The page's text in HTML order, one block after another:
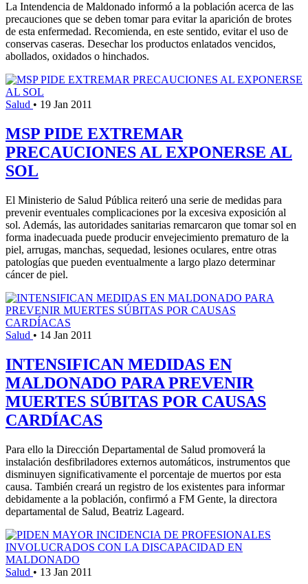
La Intendencia de Maldonado informó a la población acerca de las
precauciones que se deben tomar para evitar la aparición de brotes
de esta enfermedad. Recomienda, en este sentido, evitar el uso de
conservas caseras. Desechar los productos enlatados vencidos,
abollados, oxidados o hinchados.
Salud • 19 Jan 2011
MSP PIDE EXTREMAR
PRECAUCIONES AL EXPONERSE AL
SOL
El Ministerio de Salud Pública reiteró una serie de medidas para
prevenir eventuales complicaciones por la excesiva exposición al
sol. Además, las autoridades sanitarias remarcaron que tomar sol en
forma inadecuada puede producir envejecimiento prematuro de la
piel, arrugas, manchas, sequedad, lesiones oculares, entre otras
patologías que pueden eventualmente a largo plazo determinar
cáncer de piel.
Salud • 14 Jan 2011
INTENSIFICAN MEDIDAS EN
MALDONADO PARA PREVENIR
MUERTES SÚBITAS POR CAUSAS
CARDÍACAS
Para ello la Dirección Departamental de Salud promoverá la
instalación desfibriladores externos automáticos, instrumentos que
disminuyen significativamente el porcentaje de muertos por esta
causa. También creará un registro de los existentes para informar
debidamente a la población, confirmó a FM Gente, la directora
departamental de Salud, Beatriz Lageard.
Salud • 13 Jan 2011